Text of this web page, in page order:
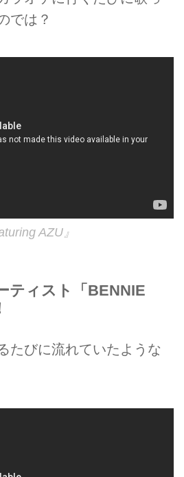
では？
AZU』
ティスト「BENNIE
たびに流れていたような